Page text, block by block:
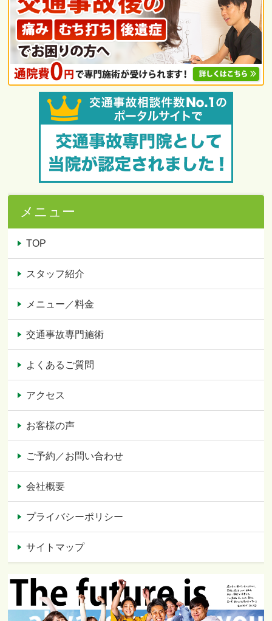
メニュー
TOP
スタッフ紹介
メニュー／料金
交通事故専門施術
よくあるご質問
アクセス
お客様の声
ご予約／お問い合わせ
会社概要
プライバシーポリシー
サイトマップ